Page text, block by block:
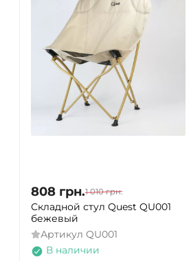
808 грн.1 010 грн.
Складной стул Quest QU001
бежевый
Артикул QU001
В наличии